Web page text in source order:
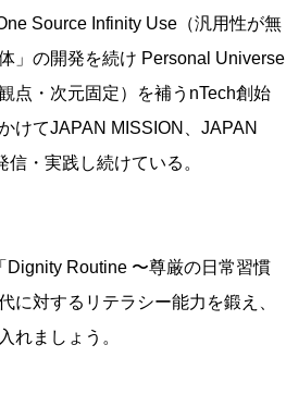
Source Infinity Use（汎用性が無
」の開発を続け Personal Universe
点・次元固定）を補うnTech創始
けてJAPAN MISSION、JAPAN
・実践し続けている。
Routine 〜尊厳の日常習慣
に対するリテラシー能力を鍛え、
れましょう。